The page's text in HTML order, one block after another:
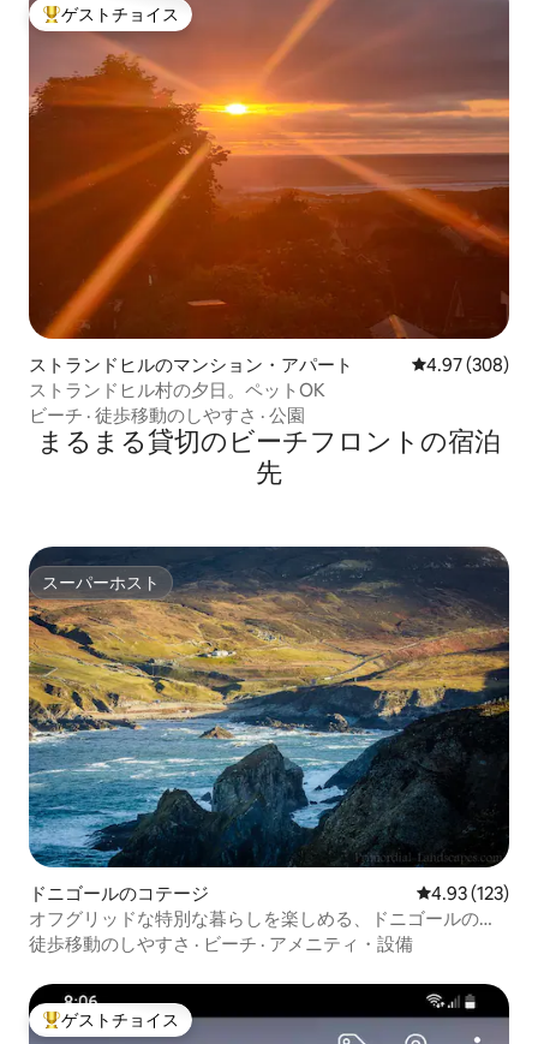
大好評のゲストチョイスです。
ゲストチョイス
ストランドヒルのマンション・アパート レビュー308
4.97 (308)
ストランドヒル村の夕日。ペットOK
ビーチ · 徒歩移動のしやすさ · 公園
まるまる貸切のビーチフロントの宿泊
先
スーパーホスト
スーパーホスト
ドニゴールのコテージ レビュー123
4.93 (123)
オフグリッドな特別な暮らしを楽しめる、ドニゴールのコ
テージ
徒歩移動のしやすさ · ビーチ · アメニティ・設備
大好評のゲストチョイスです。
ゲストチョイス